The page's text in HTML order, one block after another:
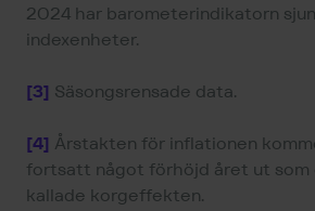
2024 har barometerindikatorn
indexenheter.
[3] Säsongsrensade data.
[4] Årstakten för inflationen
fortsatt något förhöjd året ut som
kallade korgeffekten.